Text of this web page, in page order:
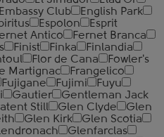
Embassy Club
English Park
Espolon
Esprit
Antico
Fernet Branca
Finist Finka
Finlandia
Flor de Cana
Fowler's
Martignac
Frangelico
Fujigane Fujimi
Fuyu
Gautier
Gentleman Jack
Still Glen Clyde
Glen
Glen Kirk
Glen Scotia
Glenfarclas